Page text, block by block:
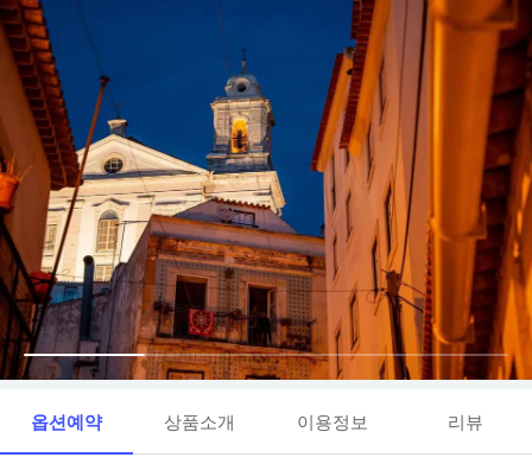
옵션예약 상품소개 이용정보 리뷰